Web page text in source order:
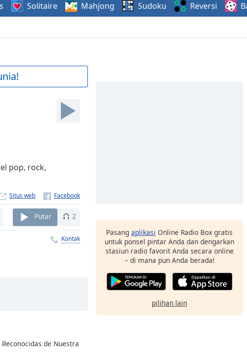
Solitaire Mahjong Sudoku Reversi
pop, rock,
Situs web
Putar 2
Kontak
de Nuestra
Pasang aplikasi Online Radio Box gratis
untuk ponsel pintar Anda dan dengarkan
stasiun radio favorit Anda secara online
– di mana pun Anda berada!
pilihan lain